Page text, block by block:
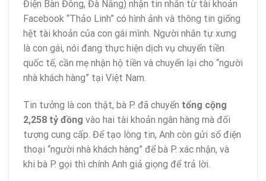
Điện Bàn Đông, Đà Nẵng) nhận tin nhắn từ tài khoản
Facebook “Thảo Linh” có hình ảnh và thông tin giống
hệt tài khoản của con gái mình. Người nhắn tự xưng
là con gái, nói đang thực hiện dịch vụ chuyển tiền
quốc tế, cần mẹ nhận hộ tiền và chuyển lại cho “người
nhà khách hàng” tại Việt Nam.
Tin tưởng là con thật, bà P. đã chuyển tổng cộng
2,258 tỷ đồng vào hai tài khoản ngân hàng mà đối
tượng cung cấp. Để tạo lòng tin, Anh còn gửi số điện
thoại “người nhà khách hàng” để bà P. xác nhận, và
khi bà P. gọi thì chính Anh giả giọng để trả lời.